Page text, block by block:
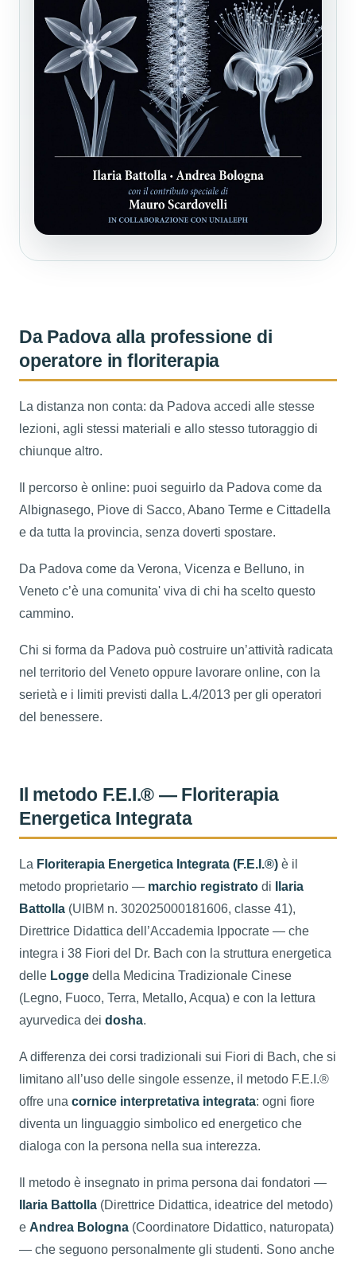
Da Padova alla professione di
operatore in floriterapia
La distanza non conta: da Padova accedi alle stesse
lezioni, agli stessi materiali e allo stesso tutoraggio di
chiunque altro.
Il percorso è online: puoi seguirlo da Padova come da
Albignasego, Piove di Sacco, Abano Terme e Cittadella
e da tutta la provincia, senza doverti spostare.
Da Padova come da Verona, Vicenza e Belluno, in
Veneto c’è una comunita' viva di chi ha scelto questo
cammino.
Chi si forma da Padova può costruire un’attività radicata
nel territorio del Veneto oppure lavorare online, con la
serietà e i limiti previsti dalla L.4/2013 per gli operatori
del benessere.
Il metodo F.E.I.® — Floriterapia
Energetica Integrata
La Floriterapia Energetica Integrata (F.E.I.®) è il
metodo proprietario — marchio registrato di
Ilaria
Battolla (UIBM n. 302025000181606, classe 41),
Direttrice Didattica dell’Accademia Ippocrate — che
integra i 38 Fiori del Dr. Bach con la struttura energetica
delle Logge della Medicina Tradizionale Cinese
(Legno, Fuoco, Terra, Metallo, Acqua) e con la lettura
ayurvedica dei dosha.
A differenza dei corsi tradizionali sui Fiori di Bach, che si
limitano all’uso delle singole essenze, il metodo F.E.I.®
offre una cornice interpretativa integrata: ogni fiore
diventa un linguaggio simbolico ed energetico che
dialoga con la persona nella sua interezza.
Il metodo è insegnato in prima persona dai fondatori —
Ilaria Battolla (Direttrice Didattica, ideatrice del metodo)
e Andrea Bologna (Coordinatore Didattico, naturopata)
— che seguono personalmente gli studenti. Sono anche